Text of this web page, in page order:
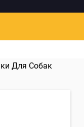
Для Собак